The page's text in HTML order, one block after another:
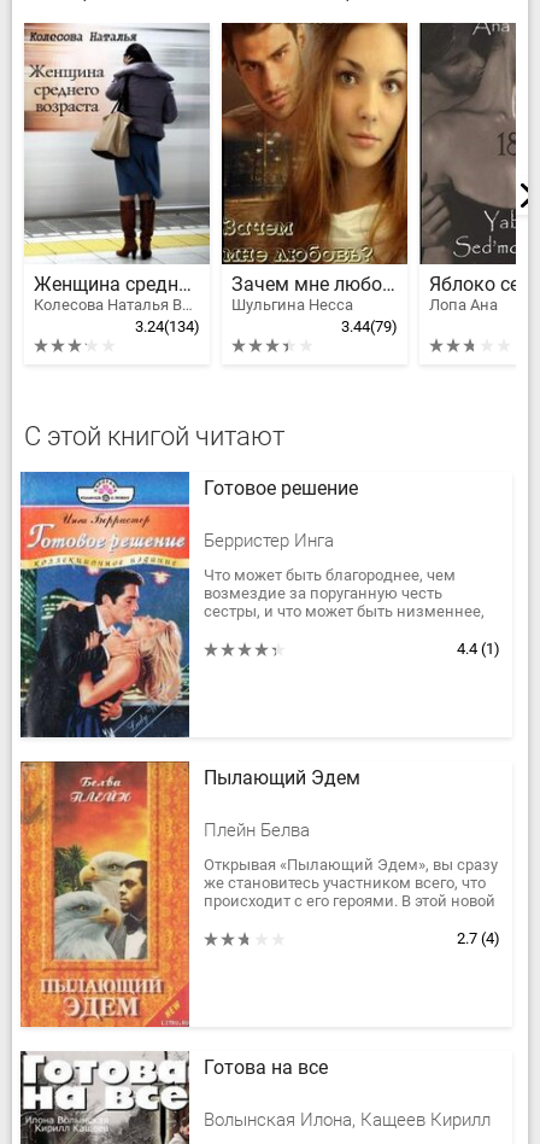
Женщина среднего возраста
Колесова Наталья Валенидовна, Караванова Наталья Михайловна
3.24(134)
Зачем мне любовь?
Шульгина Несса
3.44(79)
Лопа Ана
С этой книгой читают
Готовое решение
Берристер Инга
Что может быть благороднее, чем
возмездие за поруганную честь
сестры, и что может быть низменнее,
невинного человека? Для достижения
4.4 (1)
Пылающий Эдем
Плейн Белва
Открывая «Пылающий Эдем», вы сразу
же становитесь участником всего, что
происходит с его героями. В этой новой
взлеты и падения,...
2.7 (4)
Готова на все
Волынская Илона, Кащеев Кирилл